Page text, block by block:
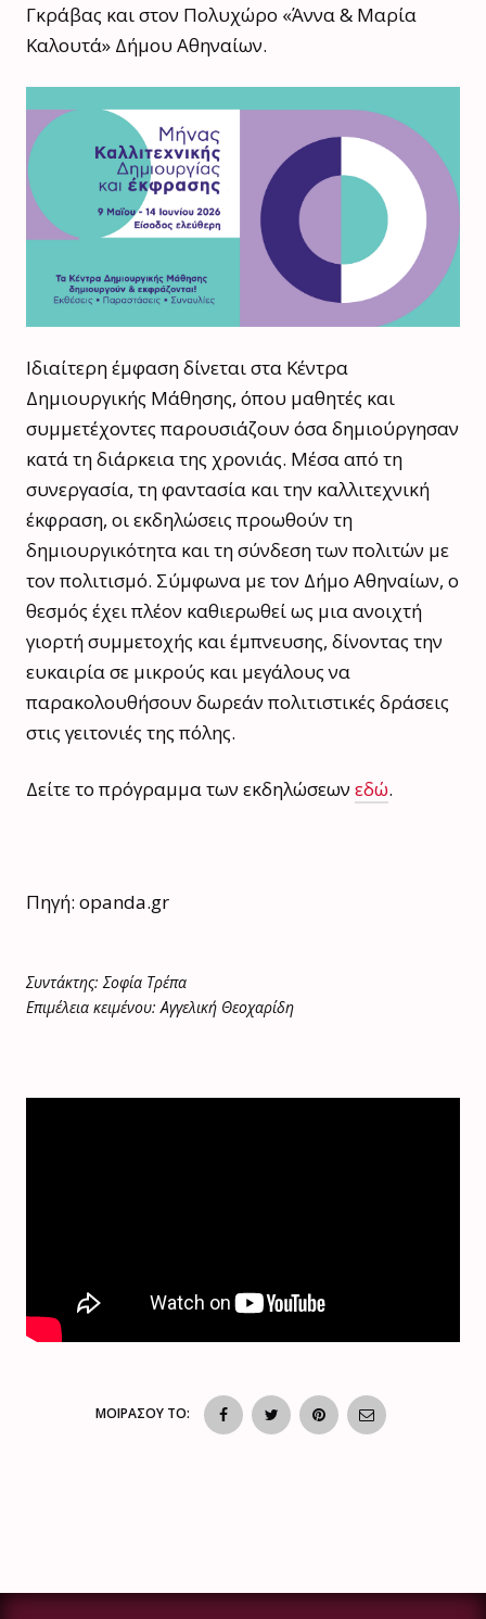
Γκράβας​ και στον Πολυχώρο «Άννα & Μαρία
Καλουτά»​ Δήμου Αθηναίων.
Ιδιαίτερη έμφαση δίνεται στα Κέντρα
Δημιουργικής Μάθησης, όπου μαθητές και
συμμετέχοντες παρουσιάζουν όσα δημιούργησαν
κατά τη διάρκεια της χρονιάς. Μέσα από τη
συνεργασία, τη φαντασία και την καλλιτεχνική
έκφραση, οι εκδηλώσεις προωθούν τη
δημιουργικότητα και τη σύνδεση των πολιτών με
τον πολιτισμό. Σύμφωνα με τον Δήμο Αθηναίων, ο
θεσμός έχει πλέον καθιερωθεί ως μια ανοιχτή
γιορτή συμμετοχής και έμπνευσης, δίνοντας την
ευκαιρία σε μικρούς και μεγάλους να
παρακολουθήσουν δωρεάν πολιτιστικές δράσεις
στις γειτονιές της πόλης.
Δείτε το πρόγραμμα των εκδηλώσεωνεδώ.
Πηγή: opanda.gr
Συντάκτης: Σοφία Τρέπα
Επιμέλεια κειμένου: Αγγελική Θεοχαρίδη
ΜΟΙΡΑΣΟΥ ΤΟ: